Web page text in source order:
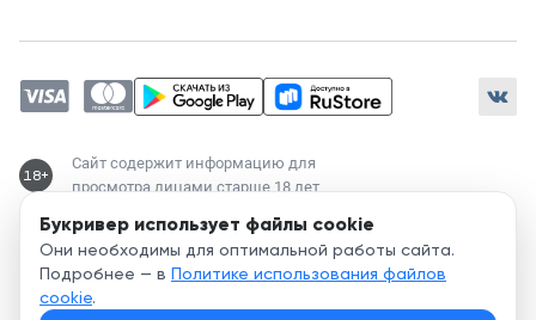
Букривер использует файлы cookie
Они необходимы для оптимальной работы сайта.
Подробнее — в Политике использования файлов
cookie.
Магические академии
Современный любовный роман
Любовное фэнтези
18+
Сайт содержит информацию для
просмотра лицами старше 18 лет
Служба поддержки:
support@bookriver.ru